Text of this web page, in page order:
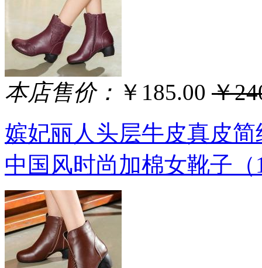
本店售价： ￥185.00 ￥
嫔妃丽人头层牛皮真皮
中国风时尚加棉女靴子（